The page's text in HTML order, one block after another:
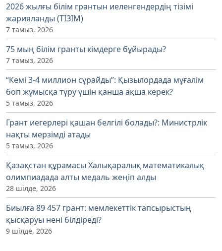
2026 жылғы білім грантын иеленгендердің тізімі
жарияланды (ТІЗІМ)
7 тамыз, 2026
75 мың білім гранты кімдерге бұйырады?
7 тамыз, 2026
“Кемі 3-4 миллион сұрайды”: Қызылордада мұғалім
боп жұмысқа тұру үшін қанша ақша керек?
5 тамыз, 2026
Грант иегерлері қашан белгілі болады?: Министрлік
нақты мерзімді атады
5 тамыз, 2026
Қазақстан құрамасы Халықаралық математикалық
олимпиадада алты медаль жеңіп алды
28 шілде, 2026
Биылға 89 457 грант: мемлекеттік тапсырыстың
қысқаруы нені білдіреді?
9 шілде, 2026